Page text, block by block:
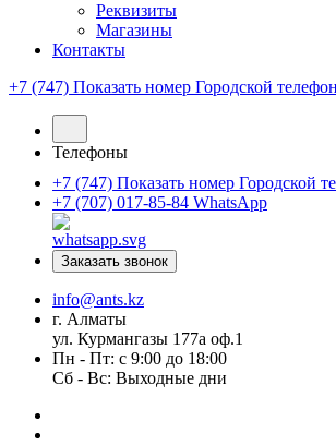
Реквизиты
Магазины
Контакты
+7 (747) Показать номер Городской телефон
Телефоны
+7 (747) Показать номер Городской
+7 (707) 017-85-84 WhatsApp
Заказать звонок
info@ants.kz
г. Алматы
ул. Курмангазы 177а оф.1
Пн - Пт: с 9:00 до 18:00
Сб - Вс: Выходные дни